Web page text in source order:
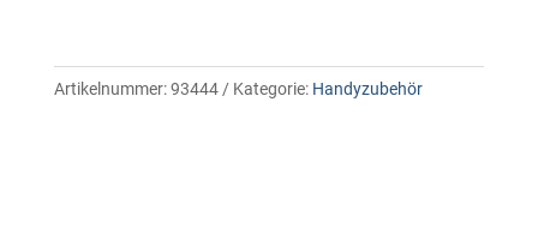
Artikelnummer:93444 Kategorie: Handyzubehör